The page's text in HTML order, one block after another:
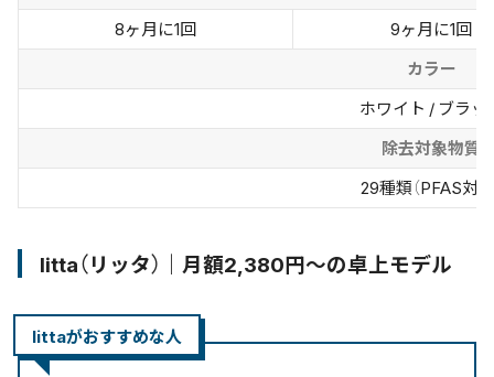
8ヶ月に1回
9ヶ月に1回
カラー
ホワイト / ブラッ
除去対象物質
29種類（PFAS対応
litta（リッタ）｜月額2,380円〜の卓上モデル
littaがおすすめな人